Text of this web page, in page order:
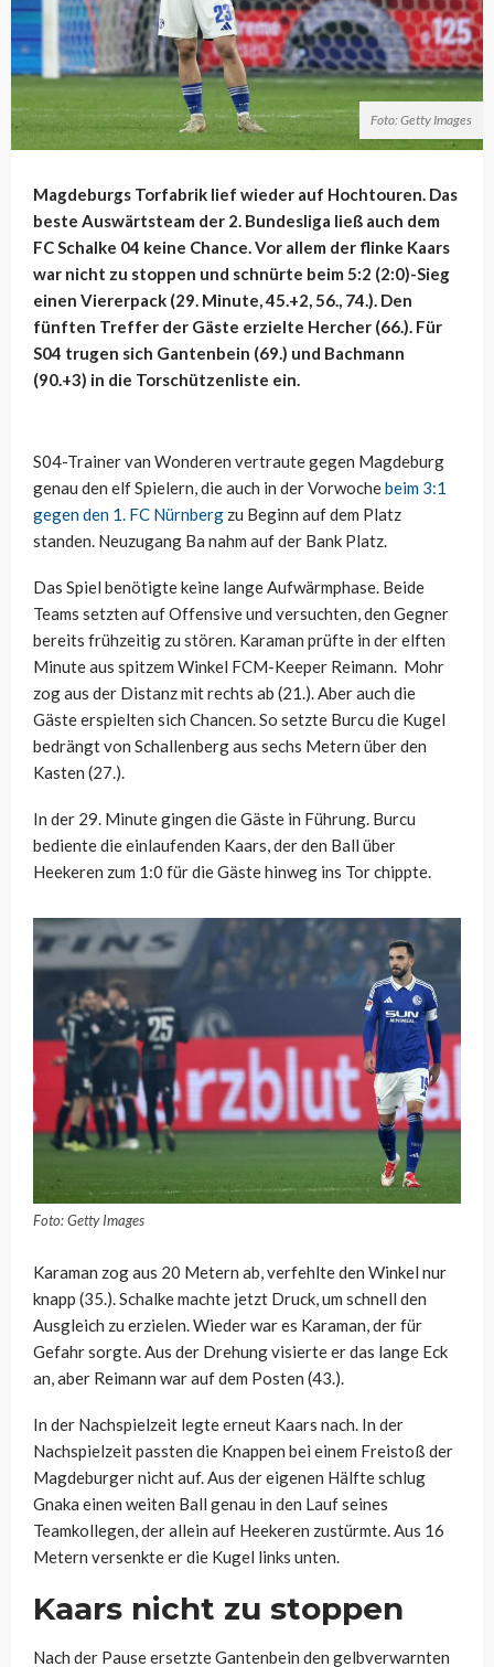
Foto: Getty Images
Magdeburgs Torfabrik lief wieder auf Hochtouren. Das
beste Auswärtsteam der 2. Bundesliga ließ auch dem
FC Schalke 04 keine Chance. Vor allem der flinke Kaars
war nicht zu stoppen und schnürte beim 5:2 (2:0)-Sieg
einen Viererpack (29. Minute, 45.+2, 56., 74.). Den
fünften Treffer der Gäste erzielte Hercher (66.). Für
S04 trugen sich Gantenbein (69.) und Bachmann
(90.+3) in die Torschützenliste ein.
S04-Trainer van Wonderen vertraute gegen Magdeburg
genau den elf Spielern, die auch in der Vorwochebeim 3:1
gegen den 1. FC Nürnberg zu Beginn auf dem Platz
standen. Neuzugang Ba nahm auf der Bank Platz.
Das Spiel benötigte keine lange Aufwärmphase. Beide
Teams setzten auf Offensive und versuchten, den Gegner
bereits frühzeitig zu stören. Karaman prüfte in der elften
Minute aus spitzem Winkel FCM-Keeper Reimann. Mohr
zog aus der Distanz mit rechts ab (21.). Aber auch die
Gäste erspielten sich Chancen. So setzte Burcu die Kugel
bedrängt von Schallenberg aus sechs Metern über den
Kasten (27.).
In der 29. Minute gingen die Gäste in Führung. Burcu
bediente die einlaufenden Kaars, der den Ball über
Heekeren zum 1:0 für die Gäste hinweg ins Tor chippte.
Foto: Getty Images
Karaman zog aus 20 Metern ab, verfehlte den Winkel nur
knapp (35.). Schalke machte jetzt Druck, um schnell den
Ausgleich zu erzielen. Wieder war es Karaman, der für
Gefahr sorgte. Aus der Drehung visierte er das lange Eck
an, aber Reimann war auf dem Posten (43.).
In der Nachspielzeit legte erneut Kaars nach. In der
Nachspielzeit passten die Knappen bei einem Freistoß der
Magdeburger nicht auf. Aus der eigenen Hälfte schlug
Gnaka einen weiten Ball genau in den Lauf seines
Teamkollegen, der allein auf Heekeren zustürmte. Aus 16
Metern versenkte er die Kugel links unten.
Kaars nicht zu stoppen
Nach der Pause ersetzte Gantenbein den gelbverwarnten